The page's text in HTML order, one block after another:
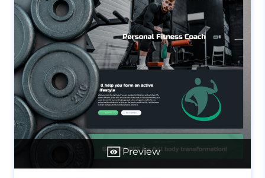
Preview